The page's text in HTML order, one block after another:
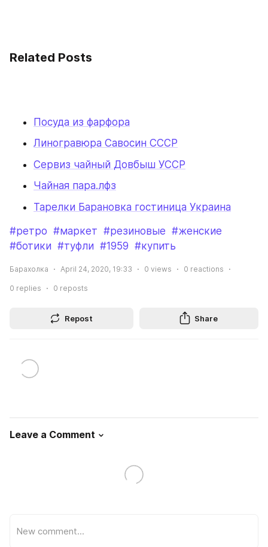
Related Posts
Посуда из фарфора
Линогравюра Савосин СССР
Сервиз чайный Довбыш УССР
Чайная пара.лфз
Тарелки Барановка гостиница Украина
#ретро #маркет #резиновые #женские
#ботики #туфли #1959 #купить
Барахолка April 24, 2020, 19:33 0 views 0 reactions
0 replies 0 reposts
Repost Share
Leave a Comment